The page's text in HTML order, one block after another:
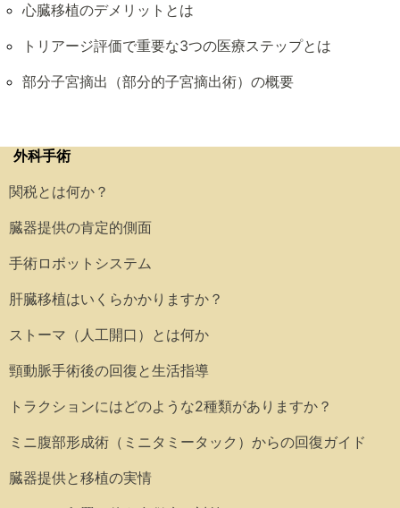
心臓移植のデメリットとは
トリアージ評価で重要な3つの医療ステップとは
部分子宮摘出（部分的子宮摘出術）の概要
外科手術
関税とは何か？
臓器提供の肯定的側面
手術ロボットシステム
肝臓移植はいくらかかりますか？
ストーマ（人工開口）とは何か
頸動脈手術後の回復と生活指導
トラクションにはどのような2種類がありますか？
ミニ腹部形成術（ミニタミータック）からの回復ガイド
臓器提供と移植の実情